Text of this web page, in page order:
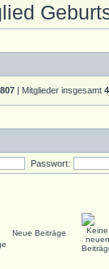
| Mitglieder insgesamt
Passwort:
Neue Beiträge